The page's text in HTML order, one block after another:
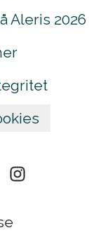
Aleris 2026